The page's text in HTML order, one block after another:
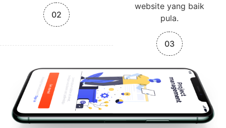
02
website yang baik
pula.
03